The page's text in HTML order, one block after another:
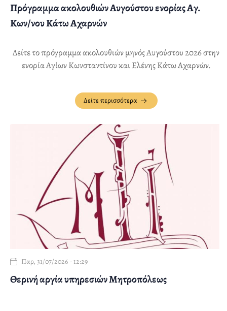
Πρόγραμμα ακολουθιών Αυγούστου ενορίας Αγ.
Κων/νου Κάτω Αχαρνών
Δείτε το πρόγραμμα ακολουθιών μηνός Αυγούστου 2026 στην
ενορία Αγίων Κωνσταντίνου και Ελένης Κάτω Αχαρνών.
Δείτε περισσότερα
Παρ, 31/07/2026 - 12:29
Θερινή αργία υπηρεσιών Μητροπόλεως